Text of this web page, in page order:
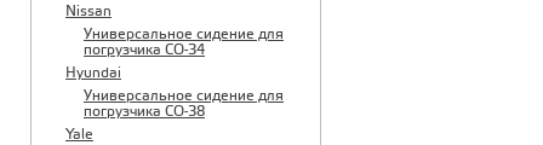
Nissan
Универсальное сидение для
погрузчика CO-34
Hyundai
Универсальное сидение для
погрузчика CO-38
Yale